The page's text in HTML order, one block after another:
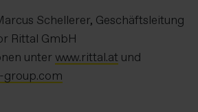
Schellerer, Geschäftsleitung
Rittal GmbH
unter www.rittal.at und
group.com